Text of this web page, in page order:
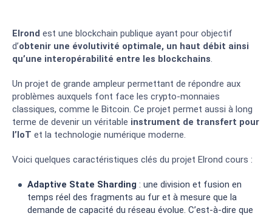
Elrond est une blockchain publique ayant pour objectif
d’obtenir une évolutivité optimale, un haut débit ainsi
qu’une interopérabilité entre les blockchains.
Un projet de grande ampleur permettant de répondre aux
problèmes auxquels font face les crypto-monnaies
classiques, comme le Bitcoin. Ce projet permet aussi à long
terme de devenir un véritable instrument de transfert pour
l’IoT et la technologie numérique moderne.
Voici quelques caractéristiques clés du projet Elrond cours :
Adaptive State Sharding : une division et fusion en
temps réel des fragments au fur et à mesure que la
demande de capacité du réseau évolue. C’est-à-dire que